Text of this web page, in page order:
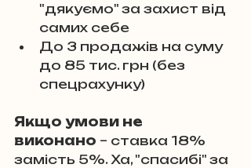
"дякуємо" за захист від
самих себе
До 3 продажів на суму
до 85 тис. грн (без
спецрахунку)
Якщо умови не
виконано – ставка 18%
замість 5%. Ха, "спасибі" за